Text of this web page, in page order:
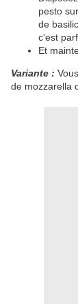
pesto
de
c'est
Et
Variante :
de mozzarella